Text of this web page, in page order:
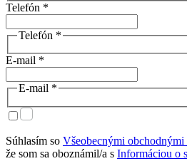
Telefón *
Telefón *
E-mail *
E-mail *
Súhlasím so Všeobecnými obchodnými
že som sa oboznámil/a s Informáciou o